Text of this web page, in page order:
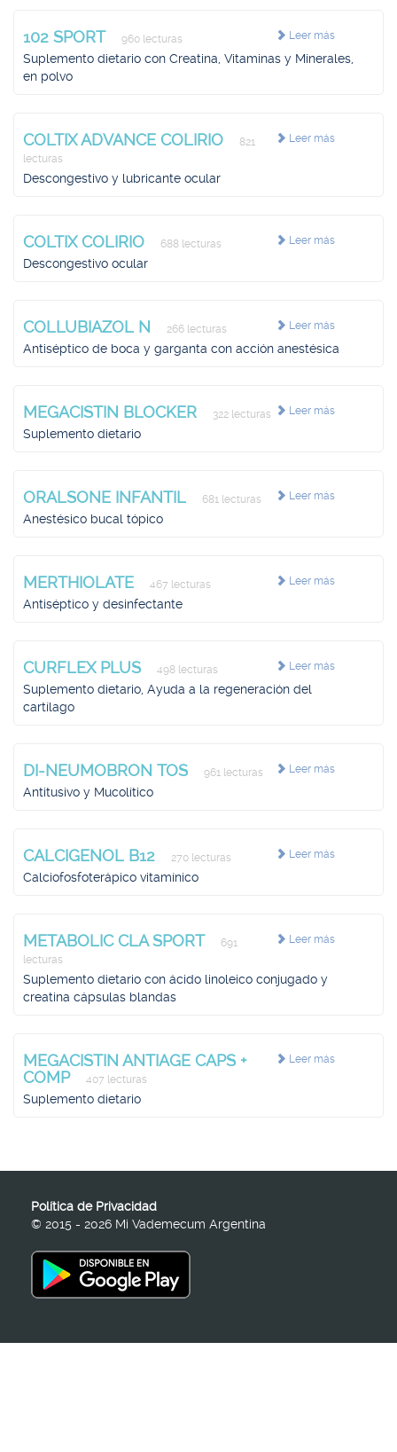
Leer más
102 SPORT 960 lecturas
Suplemento dietario con Creatina, Vitaminas y Minerales,
en polvo
Leer más
COLTIX ADVANCE COLIRIO
821
lecturas
Descongestivo y lubricante ocular
Leer más
COLTIX COLIRIO 688 lecturas
Descongestivo ocular
Leer más
COLLUBIAZOL N 266 lecturas
Antiséptico de boca y garganta con acción anestésica
Leer más
MEGACISTIN BLOCKER 322 lecturas
Suplemento dietario
Leer más
ORALSONE INFANTIL 681 lecturas
Anestésico bucal tópico
Leer más
MERTHIOLATE 467 lecturas
Antiséptico y desinfectante
Leer más
CURFLEX PLUS 498 lecturas
Suplemento dietario, Ayuda a la regeneración del
cartílago
Leer más
DI-NEUMOBRON TOS 961 lecturas
Antitusivo y Mucolítico
Leer más
CALCIGENOL B12 270 lecturas
Calciofosfoterápico vitamínico
Leer más
METABOLIC CLA SPORT
691
lecturas
Suplemento dietario con ácido linoleico conjugado y
creatina cápsulas blandas
Leer más
MEGACISTIN ANTIAGE CAPS +
COMP
407 lecturas
Suplemento dietario
Política de Privacidad
© 2015 - 2026 Mi Vademecum Argentina